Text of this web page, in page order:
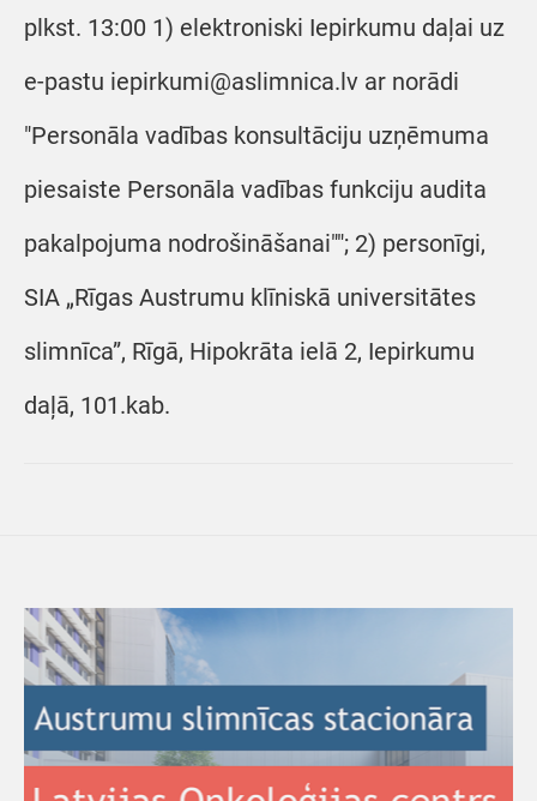
plkst. 13:00 1) elektroniski Iepirkumu daļai uz
e-pastu iepirkumi@aslimnica.lv ar norādi
"Personāla vadības konsultāciju uzņēmuma
piesaiste Personāla vadības funkciju audita
pakalpojuma nodrošināšanai""; 2) personīgi,
SIA „Rīgas Austrumu klīniskā universitātes
slimnīca”, Rīgā, Hipokrāta ielā 2, Iepirkumu
daļā, 101.kab.